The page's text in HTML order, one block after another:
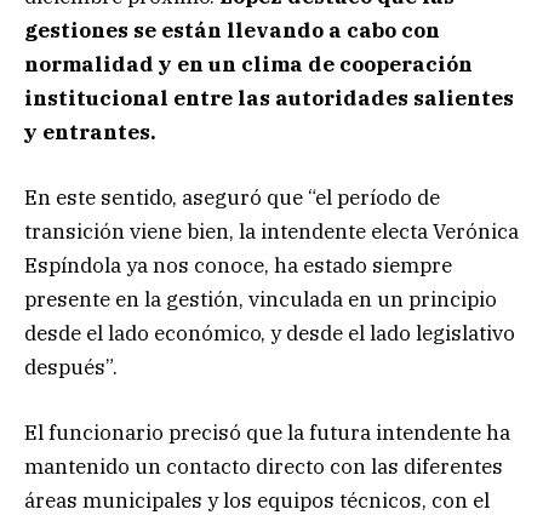
gestiones se están llevando a cabo con
normalidad y en un clima de cooperación
institucional entre las autoridades salientes
y entrantes.
En este sentido, aseguró que “el período de
transición viene bien, la intendente electa Verónica
Espíndola ya nos conoce, ha estado siempre
presente en la gestión, vinculada en un principio
desde el lado económico, y desde el lado legislativo
después”.
El funcionario precisó que la futura intendente ha
mantenido un contacto directo con las diferentes
áreas municipales y los equipos técnicos, con el